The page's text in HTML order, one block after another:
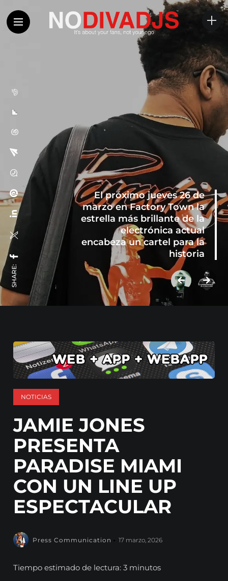
El próximo jueves 26 de
marzo en Factory Town la
estrella más brillante de la
electrónica actual
encabeza un cartel para la
historia
SHARE:
NOTICIAS
JAMIE JONES
PRESENTA
PARADISE MIAMI
CON UN LINE UP
ESPECTACULAR
Press Communication 17 marzo, 2026
Tiempo estimado de lectura: 3 minutos